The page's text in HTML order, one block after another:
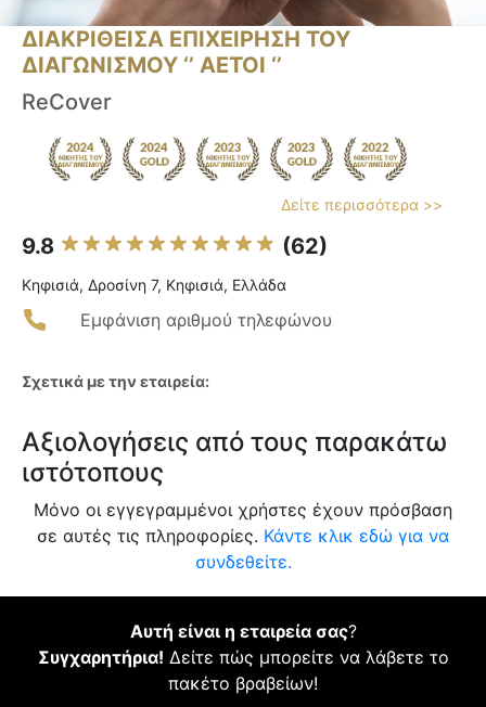
ΔΙΑΚΡΙΘΕΙΣΑ ΕΠΙΧΕΙΡΗΣΗ ΤΟΥ
ΔΙΑΓΩΝΙΣΜΟΥ ‘’ ΑΕΤΟΙ ‘’
ReCover
Δείτε περισσότερα >>
9.8 (62)
Κηφισιά, Δροσίνη 7, Κηφισιά, Ελλάδα
Εμφάνιση αριθμού τηλεφώνου
Σχετικά με την εταιρεία:
Αξιολογήσεις από τους παρακάτω
ιστότοπους
Μόνο οι εγγεγραμμένοι χρήστες έχουν πρόσβαση
σε αυτές τις πληροφορίες. Κάντε κλικ εδώ για να
συνδεθείτε.
Αυτή είναι η εταιρεία σας?
Συγχαρητήρια! Δείτε πώς μπορείτε να λάβετε το
πακέτο βραβείων!